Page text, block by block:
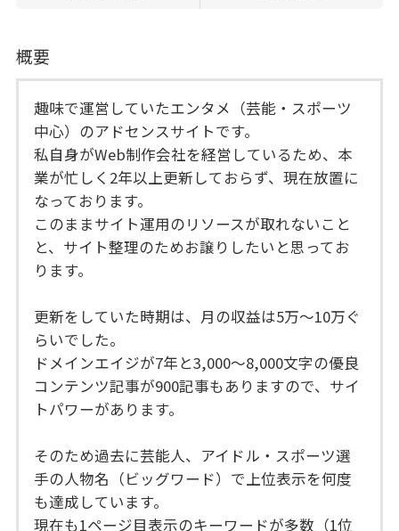
概要
趣味で運営していたエンタメ（芸能・スポーツ
中心）のアドセンスサイトです。
私自身がWeb制作会社を経営しているため、本
業が忙しく2年以上更新しておらず、現在放置に
なっております。
このままサイト運用のリソースが取れないこと
と、サイト整理のためお譲りしたいと思ってお
ります。
更新をしていた時期は、月の収益は5万～10万ぐ
らいでした。
ドメインエイジが7年と3,000～8,000文字の優良
コンテンツ記事が900記事もありますので、サイ
トパワーがあります。
そのため過去に芸能人、アイドル・スポーツ選
手の人物名（ビッグワード）で上位表示を何度
も達成しています。
現在も1ページ目表示のキーワードが多数（1位